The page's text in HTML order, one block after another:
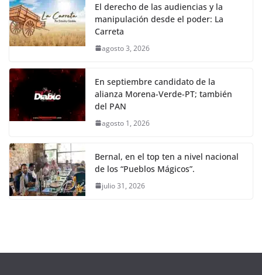
El derecho de las audiencias y la
manipulación desde el poder: La
Carreta
agosto 3, 2026
En septiembre candidato de la
alianza Morena-Verde-PT; también
del PAN
agosto 1, 2026
Bernal, en el top ten a nivel nacional
de los “Pueblos Mágicos”.
julio 31, 2026